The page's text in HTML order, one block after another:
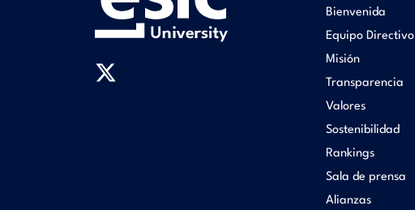
Bienvenida
Equipo Directivo
Misión
Transparencia
Valores
Sostenibilidad
Rankings
Sala de prensa
Alianzas